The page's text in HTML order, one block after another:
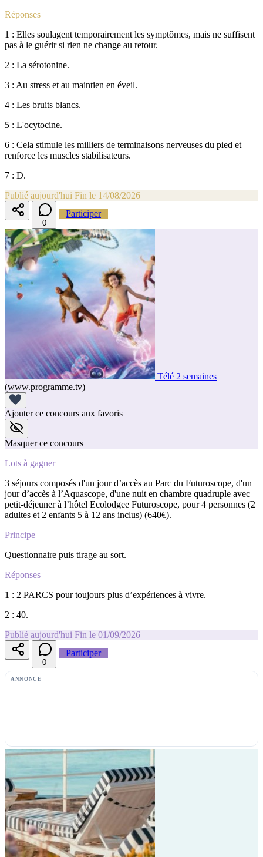
Réponses
1 : Elles soulagent temporairement les symptômes, mais ne suffisent
pas à le guérir si rien ne change au retour.
2 : La sérotonine.
3 : Au stress et au maintien en éveil.
4 : Les bruits blancs.
5 : L'ocytocine.
6 : Cela stimule les milliers de terminaisons nerveuses du pied et
renforce les muscles stabilisateurs.
7 : D.
Publié aujourd'hui Fin le 14/08/2026
0
Participer
Télé 2 semaines
(www.programme.tv)
Ajouter ce concours aux favoris
Masquer ce concours
Lots à gagner
3 séjours composés d'un jour d’accès au Parc du Futuroscope, d'un
jour d’accès à l’Aquascope, d'une nuit en chambre quadruple avec
petit-déjeuner à l’hôtel Ecolodgee Futuroscope, pour 4 personnes (2
adultes et 2 enfants 5 à 12 ans inclus) (640€).
Principe
Questionnaire puis tirage au sort.
Réponses
1 : 2 PARCS pour toujours plus d’expériences à vivre.
2 : 40.
Publié aujourd'hui Fin le 01/09/2026
0
Participer
ANNONCE